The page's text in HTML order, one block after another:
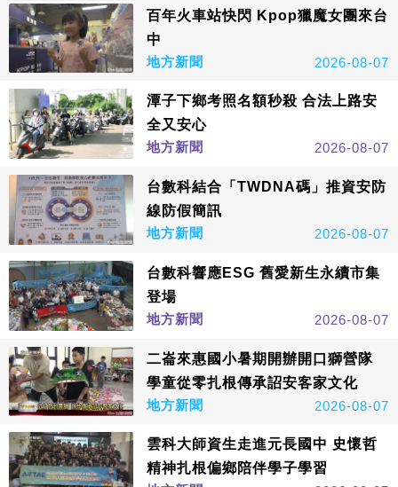
百年火車站快閃 Kpop獵魔女團來台
中
地方新聞
2026-08-07
潭子下鄉考照名額秒殺 合法上路安
全又安心
地方新聞
2026-08-07
台數科結合「TWDNA碼」推資安防
線防假簡訊
地方新聞
2026-08-07
台數科響應ESG 舊愛新生永續市集
登場
地方新聞
2026-08-07
二崙來惠國小暑期開辦開口獅營隊
學童從零扎根傳承詔安客家文化
地方新聞
2026-08-07
雲科大師資生走進元長國中 史懷哲
精神扎根偏鄉陪伴學子學習